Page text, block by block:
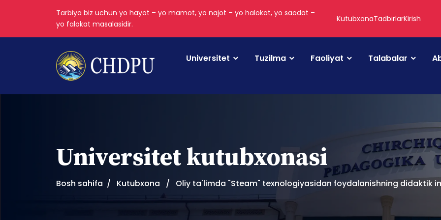
Tarbiya biz uchun yo hayot – yo mamot, yo najot – yo halokat, yo saodat –
yo falokat masalasidir.
KutubxonaTadbirlarKirish
Universitet Tuzilma Faoliyat Talabalar
Universitet kutubxonasi
Bosh sahifa Kutubxona Oliy ta'limda "Steam" texnologiyasidan foydalanishning didaktik